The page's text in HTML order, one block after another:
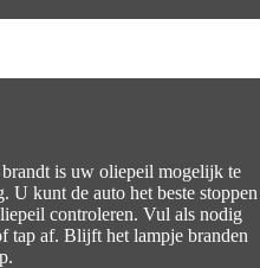
is uw oliepeil mogelijk te
U kunt de auto het beste stoppen
controleren. Vul als nodig
tap af. Blijft het lampje branden